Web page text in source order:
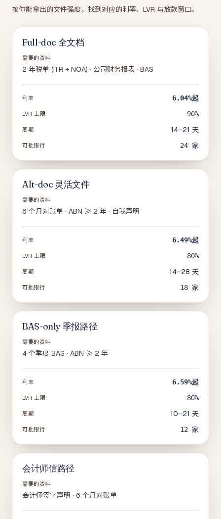
按你能拿出的文件强度，找到对应的利率、LVR 与放款窗口。
Full-doc 全文档
需要的资料
2 年税单 (ITR + NOA) · 公司财务报表 · BAS
利率 6.04%起
LVR 上限 90%
周期 14–21 天
可批银行 24 家
Alt-doc 灵活文件
需要的资料
6 个月对账单 · ABN ≥ 2 年 · 自我声明
利率 6.49%起
LVR 上限 80%
周期 14–28 天
可批银行 18 家
BAS-only 季报路径
需要的资料
4 个季度 BAS · ABN ≥ 2 年
利率 6.59%起
LVR 上限 80%
周期 10–21 天
可批银行 12 家
会计师信路径
需要的资料
会计师签字声明 · 6 个月对账单